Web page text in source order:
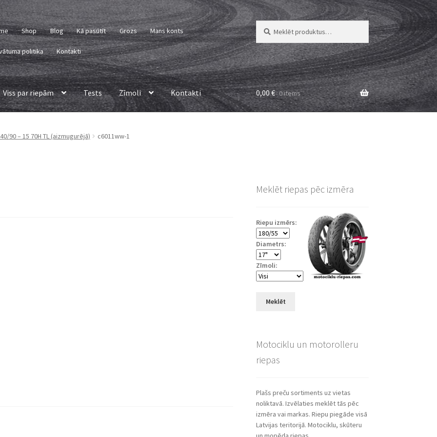
Shop Blog Kā pasūtīt Grozs Mans konts
politika Kontakti
Meklēt:
Meklēt
Viss par riepām Tests Zīmoli Kontakti 0,00€ 0 items
90 – 15 70H TL (aizmugurējā) c6011ww-1
Meklēt riepas pēc izmēra
Riepu izmērs:
Diametrs:
Zīmoli:
Meklēt
Motociklu un motorolleru
riepas
Plašs preču sortiments uz vietas
noliktavā. Izvēlaties meklēt tās pēc
izmēra vai markas. Riepu piegāde visā
Latvijas teritorijā. Motociklu, skūteru